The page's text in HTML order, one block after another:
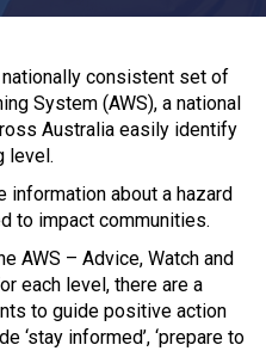
nationally consistent set of
System (AWS), a national
Australia easily identify
level.
about a hazard
to impact communities.
AWS – Advice, Watch and
each level, there are a
to guide positive action
‘stay informed’, ‘prepare to